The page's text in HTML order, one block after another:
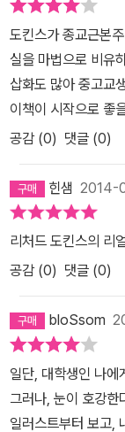
을 통해 별의 위치와
에서 보내오는 빛의
있고 그것을 되감으
시작이다. 그 순간이
이 아니다. 시간과
저 아름답기만 한 것
간과 공간을 포함
은가?! “과학이 그
으로 충분하다. 그것
가르쳐준 감동이 그
다도 흥미진진하게,
어떤 일이 벌어질까
까?”를 보자. 신화
리는지 아느냐고 물
말했다! 요즘도 대
도킨스가 종교근본
실을 마법으로 비유
삽화도 많아 중고교
이책이 시작으로 좋
공감 (0) 댓글 (0)
힌샘 2014-
리처드 도킨스의 리
공감 (0) 댓글 (0)
bloSsom
일단, 대학생인 나
그러나, 눈이 호강한
일러스트부터 보고,